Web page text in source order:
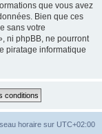
que vous avez
Bien que ces
sans votre
ni phpBB, ne pourront
piratage informatique
horaire sur UTC+02:00